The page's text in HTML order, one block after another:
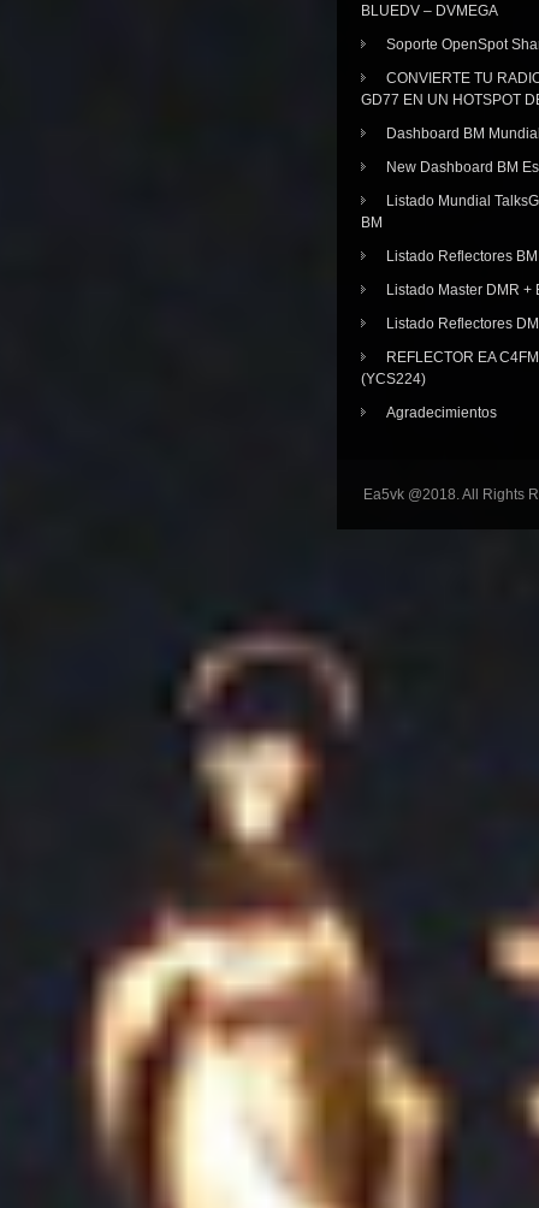
BLUEDV – DVMEGA
Soporte OpenSpot
CONVIERTE TU
GD77 EN UN HOTSPOT
Dashboard BM
New Dashboard BM
Listado Mundial
BM
Listado Reflectores BM
Listado Master DMR +
Listado Reflectores
REFLECTOR EA
(YCS224)
Agradecimientos
Ea5vk @2018. All Rights